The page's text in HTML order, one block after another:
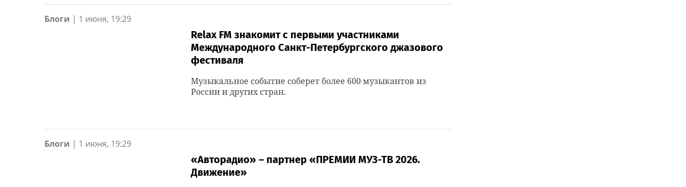
Блоги | 1 июня, 19:29
Relax FM знакомит с первыми участниками
Международного Санкт-Петербургского джазового
фестиваля
Музыкальное событие соберет более 600 музыкантов из
России и других стран.
Блоги | 1 июня, 19:29
«Авторадио» – партнер «ПРЕМИИ МУЗ-ТВ 2026.
Движение»